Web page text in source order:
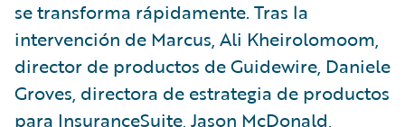
se transforma rápidamente. Tras la
intervención de Marcus, Ali Kheirolomoom,
director de productos de Guidewire, Daniele
Groves, directora de estrategia de productos
para InsuranceSuite, Jason McDonald,